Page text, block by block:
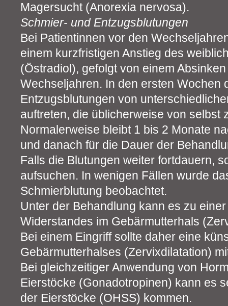
Magersucht (Anorexia nervosa).
Schmier- und Entzugsblutungen
Bei Patientinnen vor den
einem kurzfristigen Anstieg des
(Östradiol), gefolgt von einem
Wechseljahren. In den ersten Wochen
Entzugsblutungen von
auftreten, die üblicherweise von selbst
Normalerweise bleibt 1 bis 2 Monate
und danach für die Dauer der
Falls die Blutungen weiter fortdauern,
aufsuchen. In wenigen Fällen wurde
Schmierblutung beobachtet.
Unter der Behandlung kann es zu
Widerstandes im Gebärmutterhals
Bei einem Eingriff sollte daher eine
Gebärmutterhalses (Zervixdilatation)
Bei gleichzeitiger Anwendung von
Eierstöcke (Gonadotropinen) kann es
der Eierstöcke (OHSS) kommen.